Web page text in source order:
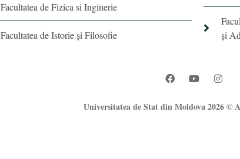
Facultatea de Fizica si Inginerie
Facultatea de Istorie şi Filosofie
şi
Universitatea de Stat din Moldova 2026 ©